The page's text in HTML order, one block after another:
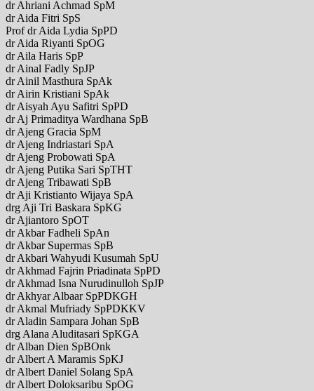
dr Ahriani Achmad SpM
dr Aida Fitri SpS
Prof dr Aida Lydia SpPD
dr Aida Riyanti SpOG
dr Aila Haris SpP
dr Ainal Fadly SpJP
dr Ainil Masthura SpAk
dr Airin Kristiani SpAk
dr Aisyah Ayu Safitri SpPD
dr Aj Primaditya Wardhana SpB
dr Ajeng Gracia SpM
dr Ajeng Indriastari SpA
dr Ajeng Probowati SpA
dr Ajeng Putika Sari SpTHT
dr Ajeng Tribawati SpB
dr Aji Kristianto Wijaya SpA
drg Aji Tri Baskara SpKG
dr Ajiantoro SpOT
dr Akbar Fadheli SpAn
dr Akbar Supermas SpB
dr Akbari Wahyudi Kusumah SpU
dr Akhmad Fajrin Priadinata SpPD
dr Akhmad Isna Nurudinulloh SpJP
dr Akhyar Albaar SpPDKGH
dr Akmal Mufriady SpPDKKV
dr Aladin Sampara Johan SpB
drg Alana Aluditasari SpKGA
dr Alban Dien SpBOnk
dr Albert A Maramis SpKJ
dr Albert Daniel Solang SpA
dr Albert Doloksaribu SpOG